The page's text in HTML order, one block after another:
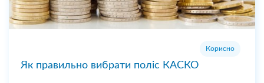
Корисно
Як правильно вибрати поліс КАСКО